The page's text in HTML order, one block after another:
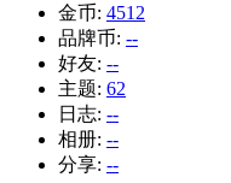
金币: 4512
品牌币: --
好友: --
主题: 62
日志: --
相册: --
分享: --